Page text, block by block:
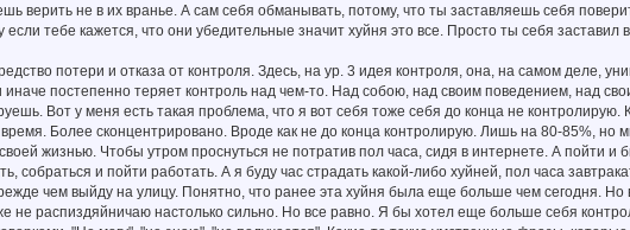
верить не в их вранье. А сам себя обманывать, потому, что ты заставляешь себя
если тебе кажется, что они убедительные значит хуйня это все. Просто ты себя заставил
потери и отказа от контроля. Здесь, на ур. 3 идея контроля, она, на самом деле,
иначе постепенно теряет контроль над чем-то. Над собою, над своим поведением, над
Вот у меня есть такая проблема, что я вот себя тоже себя до конца не
Более сконцентрировано. Вроде как не до конца контролирую. Лишь на 80-85%, но
жизнью. Чтобы утром проснуться не потратив пол часа, сидя в интернете. А пойти и
собраться и пойти работать. А я буду час страдать какой-либо хуйней, пол часа
чем выйду на улицу. Понятно, что ранее эта хуйня была еще больше чем сегодня.
не распиздяйничаю настолько сильно. Но все равно. Я бы хотел еще больше себя